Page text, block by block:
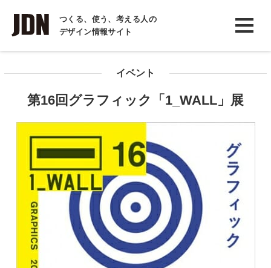
つくる、使う、考える人の
デザイン情報サイト
INTERVIEW
インタビュー
コラム
イベント
第16回グラフィック「1_WALL」展